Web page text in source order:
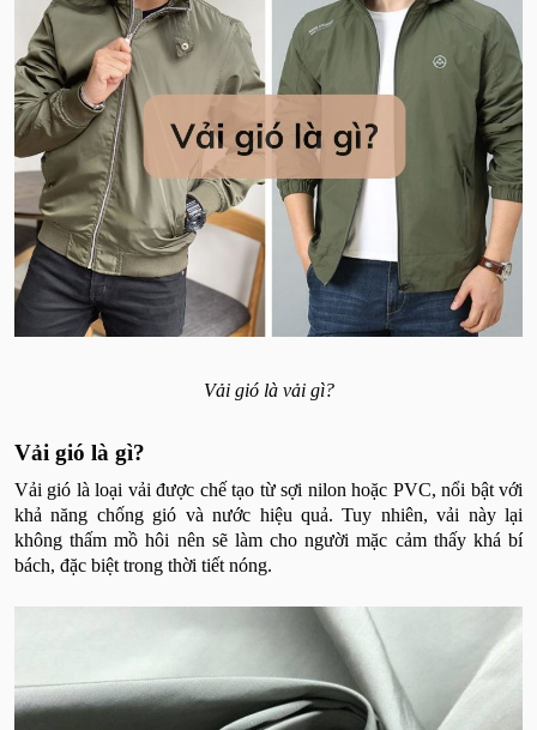
Vải gió là vải gì?
Vải gió là gì?
Vải gió là loại vải được chế tạo từ sợi nilon hoặc PVC, nổi bật với
khả năng chống gió và nước hiệu quả. Tuy nhiên, vải này lại
không thấm mồ hôi nên sẽ làm cho người mặc cảm thấy khá bí
bách, đặc biệt trong thời tiết nóng.